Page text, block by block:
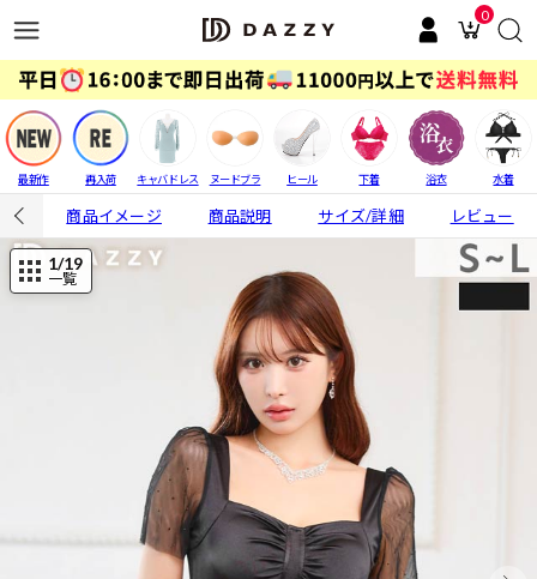
0
最新作 再入荷 キャバドレス ヌードブラ ヒール 下着 浴衣 水着
商品イメージ 商品説明 サイズ/詳細 レビュー
1/19
一覧